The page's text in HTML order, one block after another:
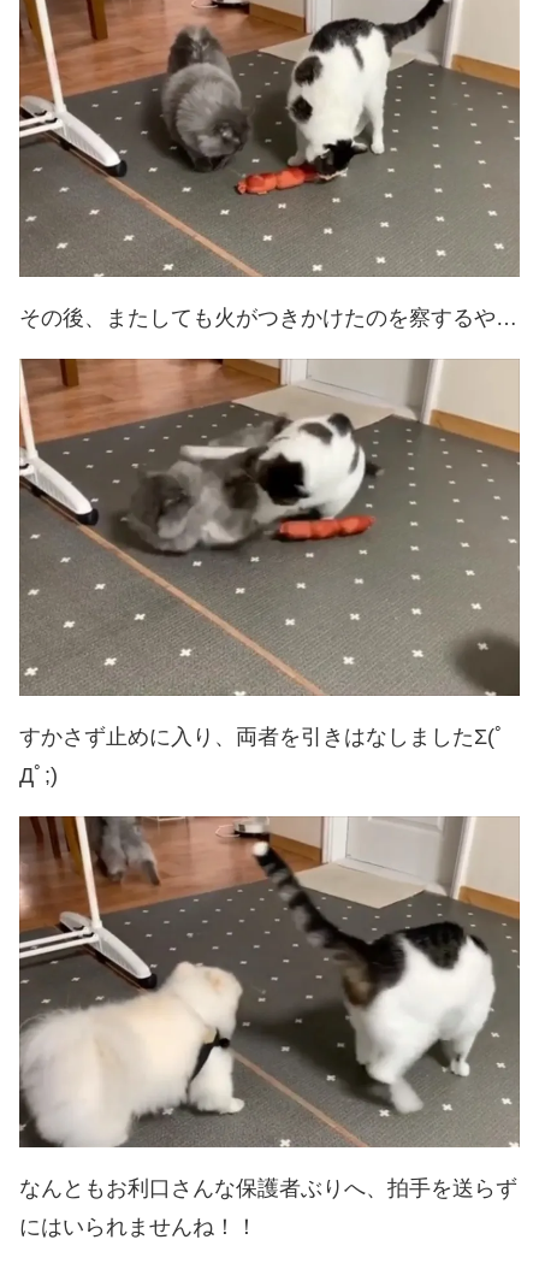
その後、またしても火がつきかけたのを察するや…
すかさず止めに入り、両者を引きはなしましたΣ(ﾟ
Дﾟ;)
なんともお利口さんな保護者ぶりへ、拍手を送らず
にはいられませんね！！